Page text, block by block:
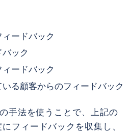
ードバック
ック
ードバック
る顧客からのフィードバック
手法を使うことで、上記の
フィードバックを収集し、